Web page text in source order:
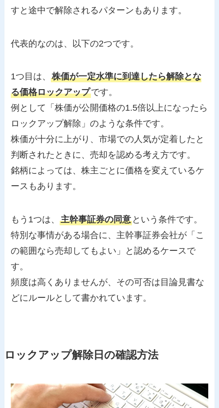
すと途中で解除されるパターンもあります。
代表的なのは、以下の2つです。
1つ目は、株価が一定水準に到達したら解除とな
る価格ロックアップです。
例として「株価が公開価格の1.5倍以上になったら
ロックアップ解除」のような条件です。
株価が十分に上がり、市場での人気が定着したと
判断されたときに、売却を認める考え方です。
銘柄によっては、株主ごとに価格を変えているケ
ースもあります。
もう1つは、主幹事証券の同意 という条件です。
特別な事情がある場合に、主幹事証券会社が「こ
の範囲なら売却してもよい」と認めるケースで
す。
頻度は高くありませんが、その可否は目論見書な
どにルールとして書かれています。
ロックアップ解除日の確認方法